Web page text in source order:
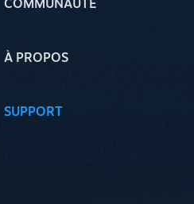
COMMUNAUTÉ
À PROPOS
SUPPORT